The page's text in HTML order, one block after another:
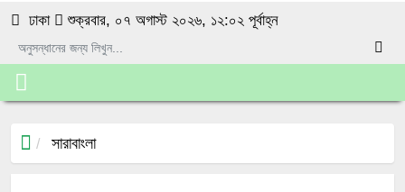
ঢাকা শুক্রবার, ০৭ অগাস্ট ২০২৬, ১২:০২ পূর্বাহ্ন
সারাবাংলা